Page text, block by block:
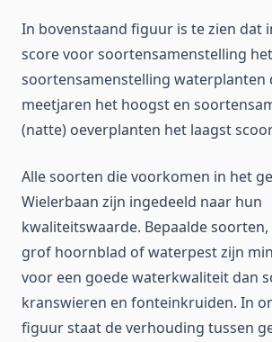
In bovenstaand figuur is te zien dat
score voor soortensamenstelling
soortensamenstelling waterplanten
meetjaren het hoogst en
(natte) oeverplanten het laagst
Alle soorten die voorkomen in het
Wielerbaan zijn ingedeeld naar hun
kwaliteitswaarde. Bepaalde
grof hoornblad of waterpest zijn
voor een goede waterkwaliteit dan
kranswieren en fonteinkruiden. In
figuur staat de verhouding tussen